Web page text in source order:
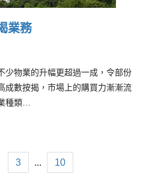
業務
少物業的升幅更超過一成，令部份
成數按揭，市場上的購買力漸漸流
種類…
3 ... 10